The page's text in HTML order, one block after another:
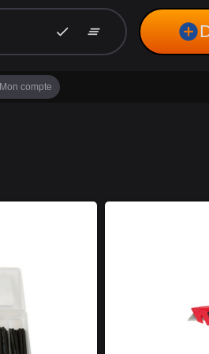
check clear_all add_circle
Mon compte